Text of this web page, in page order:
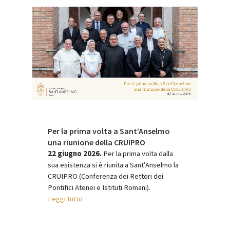
Per la prima volta a Sant’Anselmo
una riunione della CRUIPRO
22 giugno 2026. Per la prima volta dalla
sua esistenza si è riunita a Sant’Anselmo la
CRUIPRO (Conferenza dei Rettori dei
Pontifici Atenei e Istituti Romani).
Leggi tutto